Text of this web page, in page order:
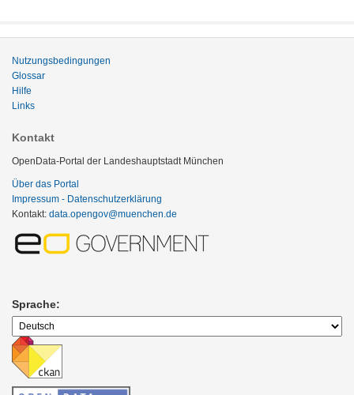
Nutzungsbedingungen
Glossar
Hilfe
Links
Kontakt
OpenData-Portal der Landeshauptstadt München
Über das Portal
Impressum - Datenschutzerklärung
Kontakt: data.opengov@muenchen.de
Sprache